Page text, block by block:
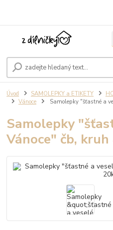
Úvod SAMOLEPKY a ETIKETY
Vánoce
Samolepky "šťastné a
Samolepky
Vánoce" čb,